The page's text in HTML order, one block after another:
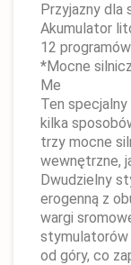
Przyjazny dla
Akumulator
12
*Mocne
Me
Ten
kilka
trzy mocne
wewnętrzne,
Dwudzielny
erogenną z
wargi
stymulatorów
od góry, co